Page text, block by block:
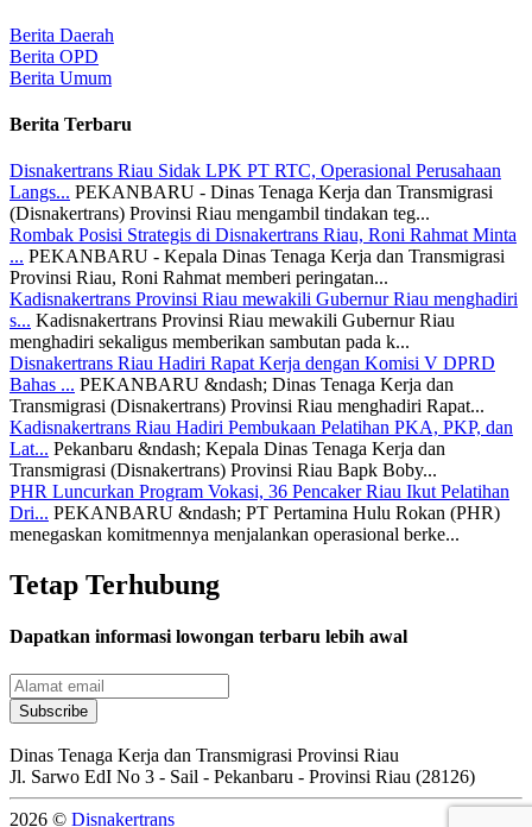
Berita Daerah
Berita OPD
Berita Umum
Berita Terbaru
Disnakertrans Riau Sidak LPK PT RTC, Operasional Perusahaan
Langs... PEKANBARU - Dinas Tenaga Kerja dan Transmigrasi
(Disnakertrans) Provinsi Riau mengambil tindakan teg...
Rombak Posisi Strategis di Disnakertrans Riau, Roni Rahmat Minta
... PEKANBARU - Kepala Dinas Tenaga Kerja dan Transmigrasi
Provinsi Riau, Roni Rahmat memberi peringatan...
Kadisnakertrans Provinsi Riau mewakili Gubernur Riau menghadiri
s... Kadisnakertrans Provinsi Riau mewakili Gubernur Riau
menghadiri sekaligus memberikan sambutan pada k...
Disnakertrans Riau Hadiri Rapat Kerja dengan Komisi V DPRD
Bahas ... PEKANBARU &ndash; Dinas Tenaga Kerja dan
Transmigrasi (Disnakertrans) Provinsi Riau menghadiri Rapat...
Kadisnakertrans Riau Hadiri Pembukaan Pelatihan PKA, PKP, dan
Lat... Pekanbaru &ndash; Kepala Dinas Tenaga Kerja dan
Transmigrasi (Disnakertrans) Provinsi Riau Bapk Boby...
PHR Luncurkan Program Vokasi, 36 Pencaker Riau Ikut Pelatihan
Dri... PEKANBARU &ndash; PT Pertamina Hulu Rokan (PHR)
menegaskan komitmennya menjalankan operasional berke...
Tetap Terhubung
Dapatkan informasi lowongan terbaru lebih awal
Subscribe
Dinas Tenaga Kerja dan Transmigrasi Provinsi Riau
Jl. Sarwo EdI No 3 - Sail - Pekanbaru - Provinsi Riau (28126)
2026 © Disnakertrans